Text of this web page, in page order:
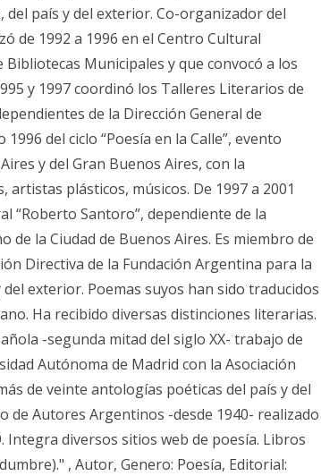
del país y del exterior. Co-organizador del
de 1992 a 1996 en el Centro Cultural
Municipales y que convocó a los
y 1997 coordinó los Talleres Literarios de
de la Dirección General de
del ciclo “Poesía en la Calle”, evento
y del Gran Buenos Aires, con la
plásticos, músicos. De 1997 a 2001
“Roberto Santoro”, dependiente de la
la Ciudad de Buenos Aires. Es miembro de
Directiva de la Fundación Argentina para la
exterior. Poemas suyos han sido traducidos
Ha recibido diversas distinciones literarias.
-segunda mitad del siglo XX- trabajo de
Autónoma de Madrid con la Asociación
de veinte antologías poéticas del país y del
de Autores Argentinos -desde 1940- realizado
Integra diversos sitios web de poesía. Libros
, Autor, Genero: Poesía, Editorial: